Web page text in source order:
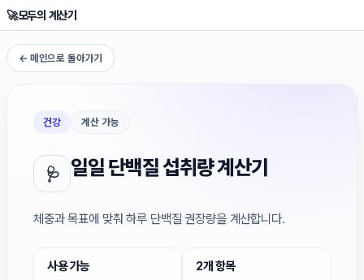
🚀모두의 계산기
← 메인으로 돌아가기
건강 계산 가능
🩺 일일 단백질 섭취량 계산기
체중과 목표에 맞춰 하루 단백질 권장량을 계산합니다.
사용 가능 2개 항목